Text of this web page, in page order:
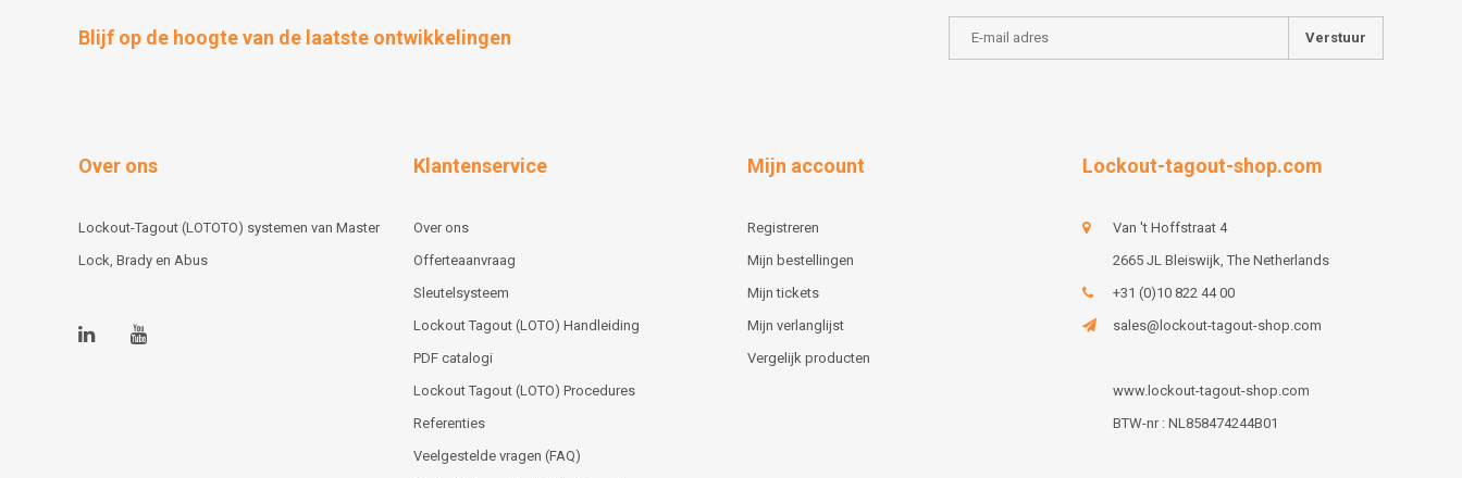
Blijf op de hoogte van de laatste ontwikkelingen Verstuur
Over ons
Lockout-Tagout (LOTOTO) systemen van Master
Lock, Brady en Abus
Klantenservice
Over ons
Offerteaanvraag
Sleutelsysteem
Lockout Tagout (LOTO) Handleiding
PDF catalogi
Lockout Tagout (LOTO) Procedures
Referenties
Veelgestelde vragen (FAQ)
Mijn account
Registreren
Mijn bestellingen
Mijn tickets
Mijn verlanglijst
Vergelijk producten
Lockout-tagout-shop.com
Van 't Hoffstraat 4
2665 JL Bleiswijk, The Netherlands
+31 (0)10 822 44 00
sales@lockout-tagout-shop.com
www.lockout-tagout-shop.com
BTW-nr : NL858474244B01